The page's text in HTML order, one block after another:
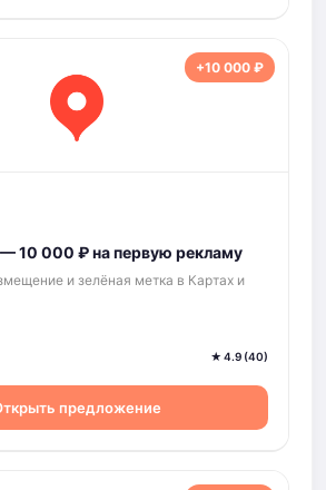
+10 000 ₽
10 000 ₽ на первую рекламу
и зелёная метка в Картах и
★ 4.9 (40)
предложение